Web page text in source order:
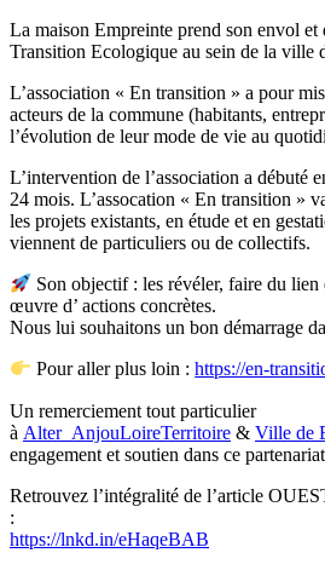
La maison Empreinte prend son envol et
Transition Ecologique au sein de la ville
L’association « En transition » a pour
acteurs de la commune (habitants,
l’évolution de leur mode de vie au
L’intervention de l’association a débuté
24 mois. L’assocation « En transition »
les projets existants, en étude et en
viennent de particuliers ou de collectifs.
Son objectif : les révéler, faire du lien
œuvre d’ actions concrètes.
Nous lui souhaitons un bon démarrage
Pour aller plus loin :https://en-
Un remerciement tout particulier
à Alter_AnjouLoireTerritoire & Ville de
engagement et soutien dans ce
Retrouvez l’intégralité de l’article
:
https://lnkd.in/eHaqeBAB